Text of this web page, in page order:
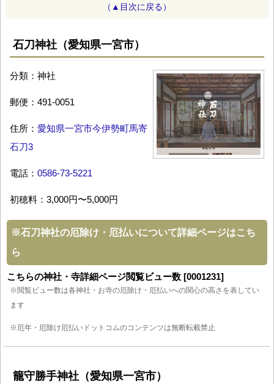
（▲目次に戻る）
石刀神社（愛知県一宮市）
分類：神社
郵便：491-0051
住所： 愛知県一宮市今伊勢町馬寄
石刀3
電話： 0586-73-5221
初穂料：3,000円〜5,000円
※石刀神社の厄除け・厄払いについて詳細ページはこち
ら
こちらの神社・寺詳細ページ閲覧ビュー数 [0001231]
※閲覧ビュー数は各神社・お寺の厄除け・厄払いへの関心の高さを表してい
ます
※厄年・厄除け厄払いドットコムのコンテンツは無断転載禁止
籠守勝手神社（愛知県一宮市）